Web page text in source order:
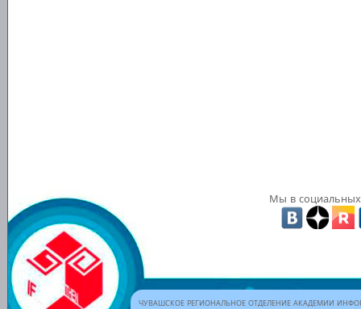
Мы в социальных
ЧУВАШСКОЕ РЕГИОНАЛЬНОЕ ОТДЕЛЕНИЕ АКАДЕМИИ